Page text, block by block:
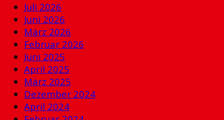
Juli 2026
Juni 2026
März 2026
Februar 2026
Juni 2025
April 2025
März 2025
Dezember 2024
April 2024